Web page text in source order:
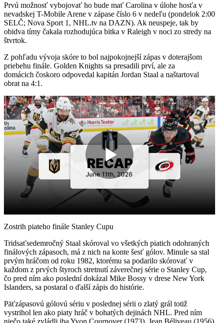
Prvú možnosť vybojovať ho bude mať Carolina v úlohe hosťa v
nevadskej T-Mobile Arene v zápase číslo 6 v nedeľu (pondelok 2:00
SELČ; Nova Sport 1, NHL.tv na DAZN). Ak neuspeje, tak by
obidva tímy čakala rozhodujúca bitka v Raleigh v noci zo stredy na
štvrtok.
Z pohľadu vývoja skóre to bol najpokojnejší zápas v doterajšom
priebehu finále. Golden Knights sa presadili prví, ale za
domácich čoskoro odpovedal kapitán Jordan Staal a naštartoval
obrat na 4:1.
Play
Video
Zostrih piateho finále Stanley Cupu
Tridsaťsedemročný Staal skóroval vo všetkých piatich odohraných
finálových zápasoch, má z nich na konte šesť gólov. Minule sa stal
prvým hráčom od roku 1982, ktorému sa podarilo skórovať v
každom z prvých štyroch stretnutí záverečnej série o Stanley Cup,
čo pred ním ako poslední dokázal Mike Bossy v drese New York
Islanders, sa postaral o ďalší zápis do histórie.
Päťzápasovú gólovú sériu v poslednej sérii o zlatý grál totiž
vystrihol len ako piaty hráč v bohatých dejinách NHL. Pred ním
niečo také zvládli iba Yvon Cournoyer (1973), Jean Béliveau (1956)